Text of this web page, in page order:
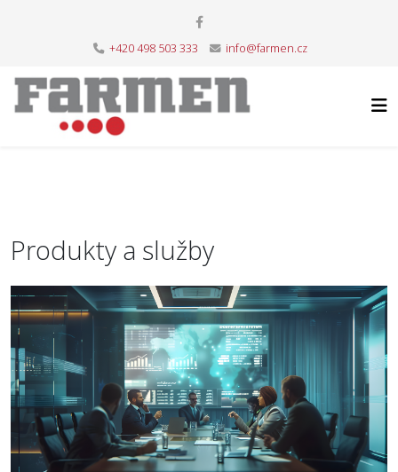
+420 498 503 333 info@farmen.cz
Produkty a služby